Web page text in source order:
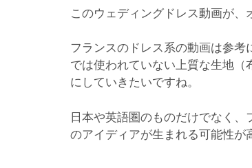
このウェディングドレス動画が、
フランスのドレス系の動画は参
では使われていない上質な生地
にしていきたいですね。
日本や英語圏のものだけでなく
のアイディアが生まれる可能性が